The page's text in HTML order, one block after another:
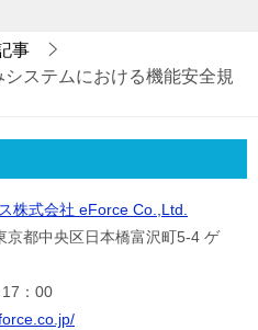
事
ステムにおける機能安全規
株式会社 eForce Co.,Ltd.
京都中央区日本橋富沢町5-4 ゲ
：00